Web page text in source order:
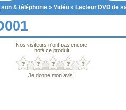
son & téléphonie » Vidéo » Lecteur DVD de
Nos visiteurs n'ont pas encore
noté ce produit
Je donne mon avis !